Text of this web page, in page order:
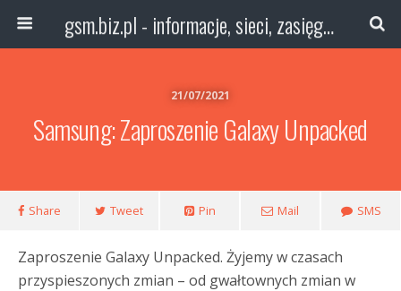
gsm.biz.pl - informacje, sieci, zasięg technologie
21/07/2021
Samsung: Zaproszenie Galaxy Unpacked
Share Tweet Pin Mail SMS
Zaproszenie Galaxy Unpacked. Żyjemy w czasach
przyspieszonych zmian – od gwałtownych zmian w